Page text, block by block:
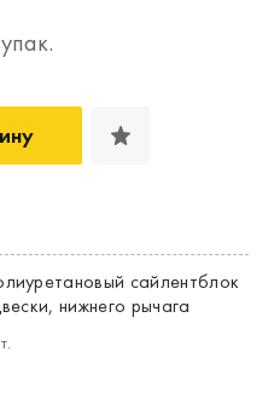
сайлентблок
нижнего рычага